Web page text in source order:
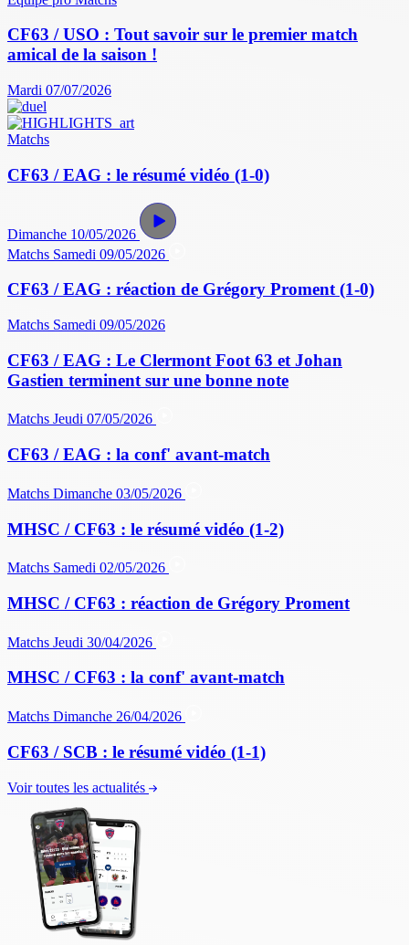
CF63 / USO : Tout savoir sur le premier match
amical de la saison !
Mardi 07/07/2026
Matchs
CF63 / EAG : le résumé vidéo (1-0)
Dimanche 10/05/2026
Matchs Samedi 09/05/2026
CF63 / EAG : réaction de Grégory Proment (1-0)
Matchs Samedi 09/05/2026
CF63 / EAG : Le Clermont Foot 63 et Johan
Gastien terminent sur une bonne note
Matchs Jeudi 07/05/2026
CF63 / EAG : la conf' avant-match
Matchs Dimanche 03/05/2026
MHSC / CF63 : le résumé vidéo (1-2)
Matchs Samedi 02/05/2026
MHSC / CF63 : réaction de Grégory Proment
Matchs Jeudi 30/04/2026
MHSC / CF63 : la conf' avant-match
Matchs Dimanche 26/04/2026
CF63 / SCB : le résumé vidéo (1-1)
Voir toutes les actualités